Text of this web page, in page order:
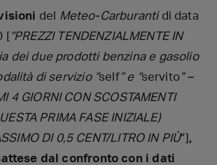
del Meteo-Carburantidi data
[“PREZZI TENDENZIALMENTE IN
dei due prodotti benzina e gasolio
di servizio “self” e “servito” –
4 GIORNI CON SCOSTAMENTI
PRIMA FASE INIZIALE)
DI 0,5 CENT/LITRO IN PIÙ”] ,
dal confronto con i dati